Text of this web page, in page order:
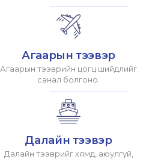
Агаарын тээвэр
Агаарын тээврийн цогц шийдлийг
санал болгоно.
Далайн тээвэр
Далайн тээврийг хямд, аюулгүй,